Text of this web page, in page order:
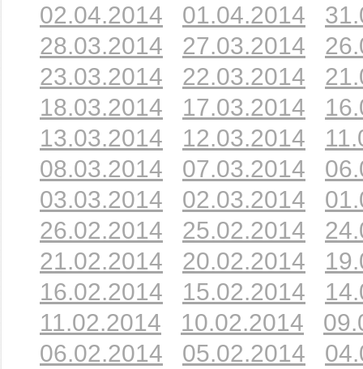
02.04.2014
01.04.2014
28.03.2014
27.03.2014
23.03.2014
22.03.2014
18.03.2014
17.03.2014
13.03.2014
12.03.2014
08.03.2014
07.03.2014
03.03.2014
02.03.2014
26.02.2014
25.02.2014
21.02.2014
20.02.2014
16.02.2014
15.02.2014
11.02.2014
10.02.2014
06.02.2014
05.02.2014